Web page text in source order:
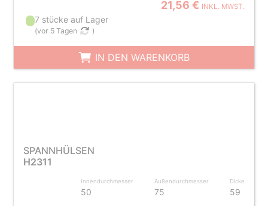
21,56 € INKL. MWST.
7 stücke auf Lager
(vor 5 Tagen )
IN DEN WARENKORB
SPANNHÜLSEN
H2311
Innendurchmesser
50
Außendurchmesser
75
Dicke
59